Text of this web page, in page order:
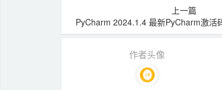
上一篇
PyCharm 2024.1.4 最新PyCharm激活
作者头像